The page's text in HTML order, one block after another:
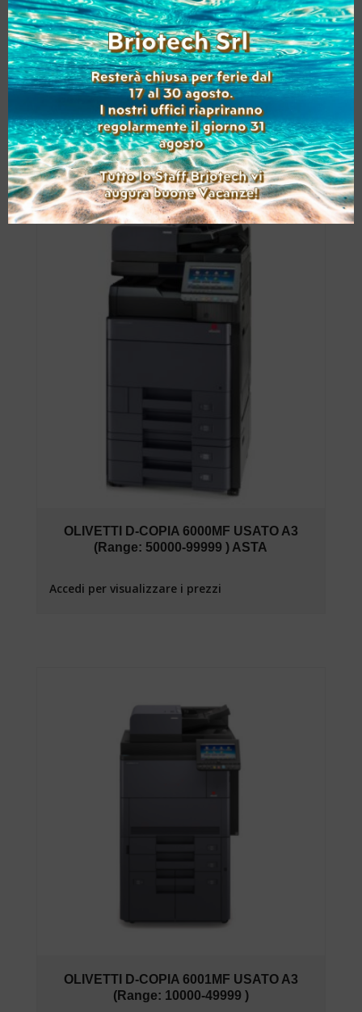
OLIVETTI D-COPIA 6000MF USATO A3
(Range: 50000-99999 )
Accedi per visualizzare i prezzi
OLIVETTI D-COPIA 6000MF USATO A3
(Range: 50000-99999 ) ASTA
Accedi per visualizzare i prezzi
OLIVETTI D-COPIA 6001MF USATO A3
(Range: 10000-49999 )